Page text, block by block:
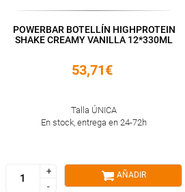
POWERBAR BOTELLÍN HIGHPROTEIN
SHAKE CREAMY VANILLA 12*330ML
53,71€
Talla ÚNICA
En stock, entrega en 24-72h
+
-
+
-
AÑADIR